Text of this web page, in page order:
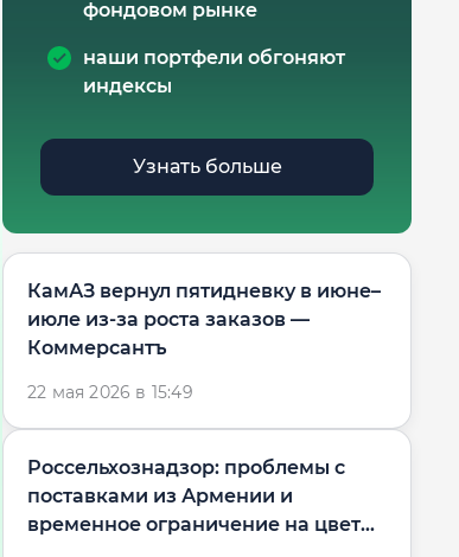
фондовом рынке
наши портфели обгоняют
индексы
Узнать больше
КамАЗ вернул пятидневку в июне–
июле из-за роста заказов —
Коммерсантъ
22 мая 2026 в 15:49
Россельхознадзор: проблемы с
поставками из Армении и
временное ограничение на цветы